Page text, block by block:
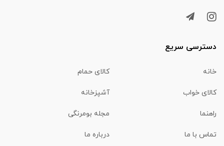
دسترسی سریع
خانه کالای حمام
کالای خواب آشپزخانه
راهنما مجله بومرنگی
تماس با ما درباره ما